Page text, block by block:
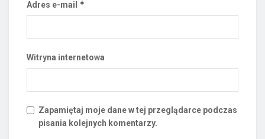
Adres e-mail *
Witryna internetowa
Zapamiętaj moje dane w tej przeglądarce podczas
pisania kolejnych komentarzy.